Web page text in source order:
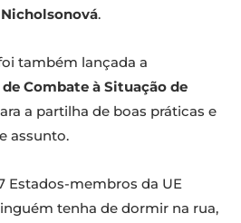
.
também lançada a
Combate à Situação de
a partilha de boas práticas e
assunto.
Estados-membros da UE
tenha de dormir na rua,